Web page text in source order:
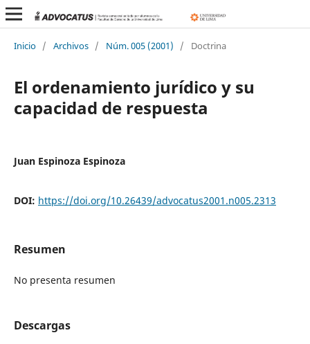
Inicio / Archivos / Núm. 005 (2001) / Doctrina
El ordenamiento jurídico y su
capacidad de respuesta
Juan Espinoza Espinoza
DOI: https://doi.org/10.26439/advocatus2001.n005.2313
Resumen
No presenta resumen
Descargas